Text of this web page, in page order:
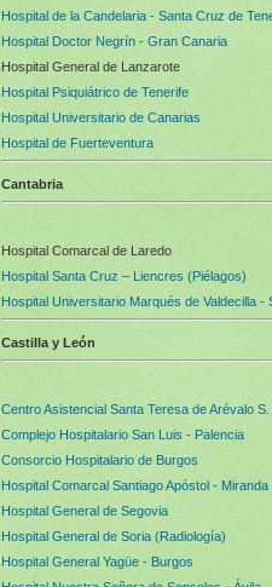
Hospital de la Candelaria - Santa Cruz de
Hospital Doctor Negrín - Gran Canaria
Hospital General de Lanzarote
Hospital Psiquiátrico de Tenerife
Hospital Universitario de Canarias
Hospital de Fuerteventura
Cantabria
Hospital Comarcal de Laredo
Hospital Santa Cruz – Liencres (Piélagos)
Hospital Universitario Marqués de Valdecilla -
Castilla y León
Centro Asistencial Santa Teresa de Arévalo S.
Complejo Hospitalario San Luis - Palencia
Consorcio Hospitalario de Burgos
Hospital Comarcal Santiago Apóstol -
Hospital General de Segovia
Hospital General de Soria (Radiología)
Hospital General Yagüe - Burgos